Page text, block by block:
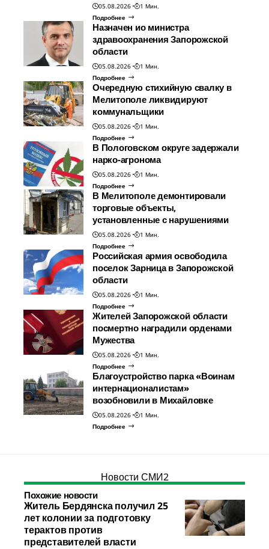
05.08.2026
1 Мин.
Подробнее
Назначен ио министра
здравоохранения Запорожской
области
05.08.2026
1 Мин.
Подробнее
Очередную стихийную свалку в
Мелитополе ликвидируют
коммунальщики
05.08.2026
1 Мин.
Подробнее
В Пологовском округе задержали
нарко-агронома
05.08.2026
1 Мин.
Подробнее
В Мелитополе демонтировали
торговые объекты,
установленные с нарушениями
05.08.2026
1 Мин.
Подробнее
Российская армия освободила
поселок Зарница в Запорожской
области
05.08.2026
1 Мин.
Подробнее
Жителей Запорожской области
посмертно наградили орденами
Мужества
05.08.2026
1 Мин.
Подробнее
Благоустройство парка «Воинам
интернационалистам»
возобновили в Михайловке
05.08.2026
1 Мин.
Подробнее
Новости СМИ2
Похожие новости
Житель Бердянска получил 25
лет колонии за подготовку
терактов против
представителей власти